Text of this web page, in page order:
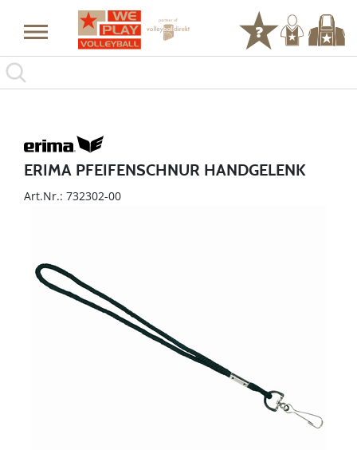
ERIMA PFEIFENSCHNUR HANDGELENK
Art.Nr.: 732302-00